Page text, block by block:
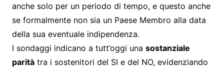
anche solo per un periodo di tempo, e questo anche
se formalmente non sia un Paese Membro alla data
della sua eventuale indipendenza.
I sondaggi indicano a tutt’oggi una sostanziale
paritàtra i sostenitori del SI e del NO, evidenziando